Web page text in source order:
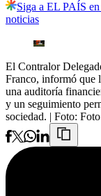
Siga a EL PAÍS
noticias
El Contralor
Franco, informó que
una auditoría
y un seguimiento
sociedad. | Foto: